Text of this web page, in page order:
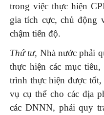
trong việc thực hiện
gia tích cực, chủ động
chậm tiến độ.
Thứ tư, Nhà nước phải
thực hiện các mục
trình thực hiện được
vụ cụ thể cho các địa
các DNNN, phải quy